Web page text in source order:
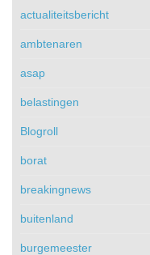
actualiteitsbericht
ambtenaren
asap
belastingen
Blogroll
borat
breakingnews
buitenland
burgemeester